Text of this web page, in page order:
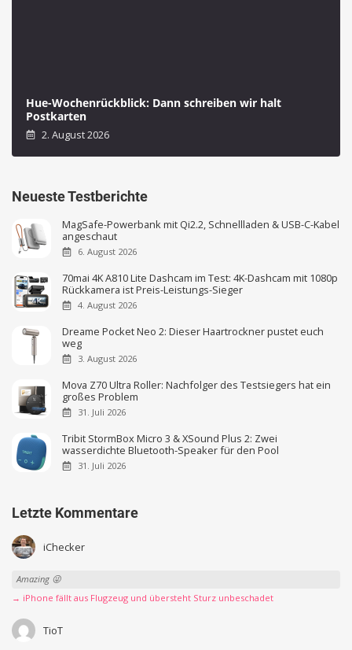
Hue-Wochenrückblick: Dann schreiben wir halt
Postkarten
2. August 2026
Neueste Testberichte
MagSafe-Powerbank mit Qi2.2, Schnellladen & USB-C-Kabel
angeschaut
6. August 2026
70mai 4K A810 Lite Dashcam im Test: 4K-Dashcam mit 1080p
Rückkamera ist Preis-Leistungs-Sieger
4. August 2026
Dreame Pocket Neo 2: Dieser Haartrockner pustet euch
weg
3. August 2026
Mova Z70 Ultra Roller: Nachfolger des Testsiegers hat ein
großes Problem
31. Juli 2026
Tribit StormBox Micro 3 & XSound Plus 2: Zwei
wasserdichte Bluetooth-Speaker für den Pool
31. Juli 2026
Letzte Kommentare
iChecker
Amazing 😜
→ iPhone fällt aus Flugzeug und übersteht Sturz unbeschadet
TioT